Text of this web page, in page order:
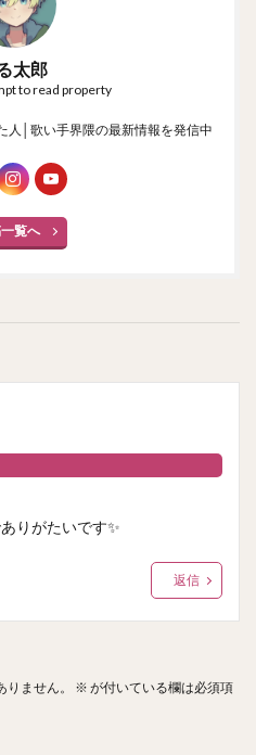
太郎
to read property
人│歌い手界隈の最新情報を発信中
覧へ
りがたいです✨
返信
ません。 ※ が付いている欄は必須項